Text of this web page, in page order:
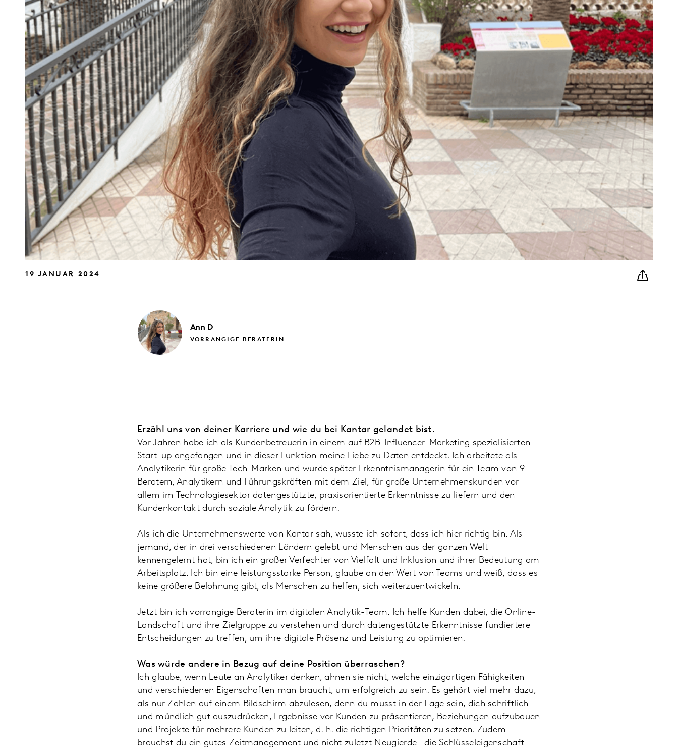
19 JANUAR 2024
Ann D
VORRANGIGE BERATERIN
Erzähl uns von deiner Karriere und wie du bei Kantar gelandet bist.
Vor Jahren habe ich als Kundenbetreuerin in einem auf B2B-Influencer-Marketing spezialisierten
Start-up angefangen und in dieser Funktion meine Liebe zu Daten entdeckt. Ich arbeitete als
Analytikerin für große Tech-Marken und wurde später Erkenntnismanagerin für ein Team von 9
Beratern, Analytikern und Führungskräften mit dem Ziel, für große Unternehmenskunden vor
allem im Technologiesektor datengestützte, praxisorientierte Erkenntnisse zu liefern und den
Kundenkontakt durch soziale Analytik zu fördern.
Als ich die Unternehmenswerte von Kantar sah, wusste ich sofort, dass ich hier richtig bin. Als
jemand, der in drei verschiedenen Ländern gelebt und Menschen aus der ganzen Welt
kennengelernt hat, bin ich ein großer Verfechter von Vielfalt und Inklusion und ihrer Bedeutung am
Arbeitsplatz. Ich bin eine leistungsstarke Person, glaube an den Wert von Teams und weiß, dass es
keine größere Belohnung gibt, als Menschen zu helfen, sich weiterzuentwickeln.
Jetzt bin ich vorrangige Beraterin im digitalen Analytik-Team. Ich helfe Kunden dabei, die Online-
Landschaft und ihre Zielgruppe zu verstehen und durch datengestützte Erkenntnisse fundiertere
Entscheidungen zu treffen, um ihre digitale Präsenz und Leistung zu optimieren.
Was würde andere in Bezug auf deine Position überraschen?
Ich glaube, wenn Leute an Analytiker denken, ahnen sie nicht, welche einzigartigen Fähigkeiten
und verschiedenen Eigenschaften man braucht, um erfolgreich zu sein. Es gehört viel mehr dazu,
als nur Zahlen auf einem Bildschirm abzulesen, denn du musst in der Lage sein, dich schriftlich
und mündlich gut auszudrücken, Ergebnisse vor Kunden zu präsentieren, Beziehungen aufzubauen
und Projekte für mehrere Kunden zu leiten, d. h. die richtigen Prioritäten zu setzen. Zudem
brauchst du ein gutes Zeitmanagement und nicht zuletzt Neugierde – die Schlüsseleigenschaft